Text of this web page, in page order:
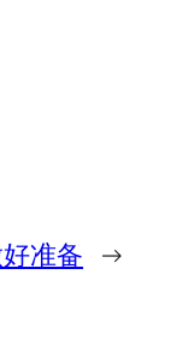
准备 →